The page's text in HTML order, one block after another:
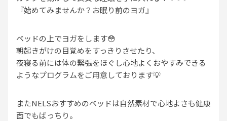
『始めてみませんか？お眠り前のヨガ』
ベッドの上でヨガをします😳
朝起きがけの目覚めをすっきりさせたり、
夜寝る前には体の緊張をほぐし心地よくおやすみできる
ようなプログラムをご用意しております💡
またNELSおすすめのベッドは自然素材で心地よさも健康
面でもばっちり。